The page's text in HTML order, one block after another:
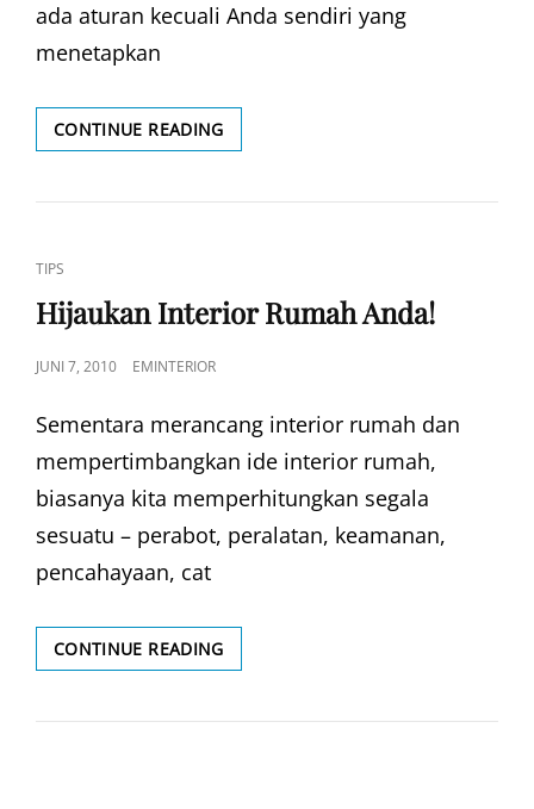
ada aturan kecuali Anda sendiri yang
menetapkan
CONTINUE READINGLANGKAH
DASAR
INTERIOR
CAT
LINKS
TIPS
Hijaukan Interior Rumah Anda!
POSTED
JUNI 7, 2010 EMINTERIOR
Sementara merancang interior rumah dan
mempertimbangkan ide interior rumah,
biasanya kita memperhitungkan segala
sesuatu – perabot, peralatan, keamanan,
pencahayaan, cat
CONTINUE READINGHIJAUKAN
INTERIOR
ANDA!